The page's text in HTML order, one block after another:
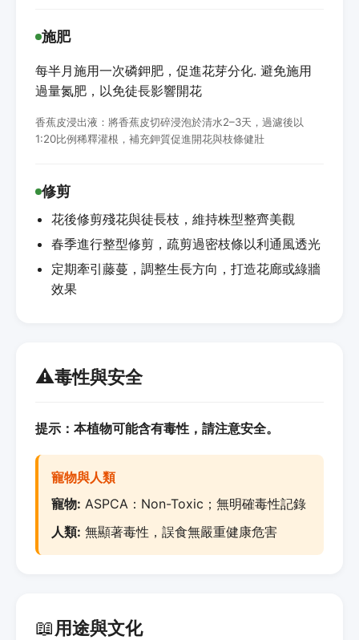
施肥
每半月施用一次磷鉀肥，促進花芽分化. 避免施用
過量氮肥，以免徒長影響開花
香蕉皮浸出液：將香蕉皮切碎浸泡於清水2–3天，過濾後以
1:20比例稀釋灌根，補充鉀質促進開花與枝條健壯
修剪
花後修剪殘花與徒長枝，維持株型整齊美觀
春季進行整型修剪，疏剪過密枝條以利通風透光
定期牽引藤蔓，調整生長方向，打造花廊或綠牆
效果
⚠️毒性與安全
提示：本植物可能含有毒性，請注意安全。
寵物與人類
寵物: ASPCA：Non-Toxic；無明確毒性記錄
人類: 無顯著毒性，誤食無嚴重健康危害
📖用途與文化